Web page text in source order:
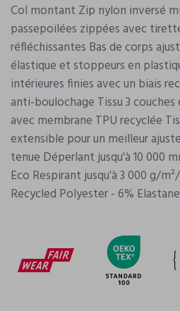
Col montant Zip nylon inversé
passepoilées zippées avec
réfléchissantes Bas de corps
élastique et stoppeurs en
intérieures finies avec un biais
anti-boulochage Tissu 3
avec membrane TPU recyclée
extensible pour un meilleur
tenue Déperlant jusqu'à 10 000
Eco Respirant jusqu'à 3 000 g/
Recycled Polyester - 6%